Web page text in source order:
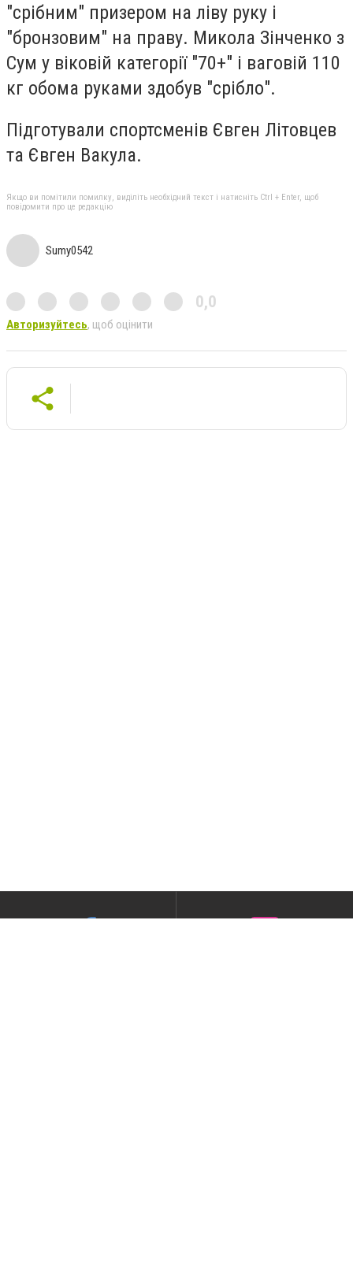
"срібним" призером на ліву руку і
"бронзовим" на праву. Микола Зінченко з
Сум у віковій категорії "70+" і ваговій 110
кг обома руками здобув "срібло".
Підготували спортсменів Євген Літовцев
та Євген Вакула.
Якщо ви помітили помилку, виділіть необхідний текст і натисніть Ctrl + Enter, щоб
повідомити про це редакцію
Sumy0542
0,0
Авторизуйтесь, щоб оцінити